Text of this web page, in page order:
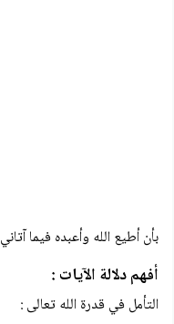
بأن أطيع الله وأعبده فيما آتاني
أفهم دلالة الآيات :
التأمل في قدرة الله تعالى :